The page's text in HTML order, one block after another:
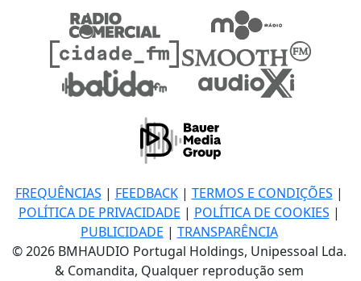
FREQUÊNCIAS | FEEDBACK| TERMOS E CONDIÇÕES |
POLÍTICA DE PRIVACIDADE | POLÍTICA DE COOKIES |
PUBLICIDADE | TRANSPARÊNCIA
© 2026 BMHAUDIO Portugal Holdings, Unipessoal Lda.
& Comandita, Qualquer reprodução sem